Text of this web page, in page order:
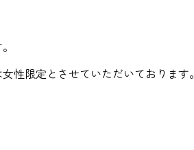
性限定とさせていただいております。